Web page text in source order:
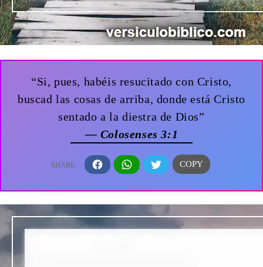
“Si, pues, habéis resucitado con Cristo,
buscad las cosas de arriba, donde está Cristo
sentado a la diestra de Dios”
— Colosenses 3:1